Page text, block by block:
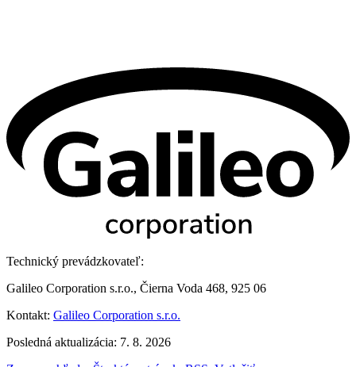
Technický prevádzkovateľ:
Galileo Corporation s.r.o., Čierna Voda 468, 925 06
Kontakt: Galileo Corporation s.r.o.
Posledná aktualizácia: 7. 8. 2026